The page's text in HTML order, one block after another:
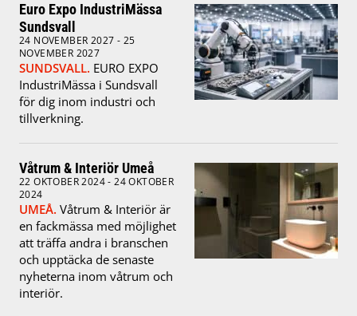
Euro Expo IndustriMässa
Sundsvall
24 NOVEMBER 2027 - 25
NOVEMBER 2027
SUNDSVALL. EURO EXPO
IndustriMässa i Sundsvall
för dig inom industri och
tillverkning.
Våtrum & Interiör Umeå
22 OKTOBER 2024 - 24 OKTOBER
2024
UMEÅ. Våtrum & Interiör är
en fackmässa med möjlighet
att träffa andra i branschen
och upptäcka de senaste
nyheterna inom våtrum och
interiör.